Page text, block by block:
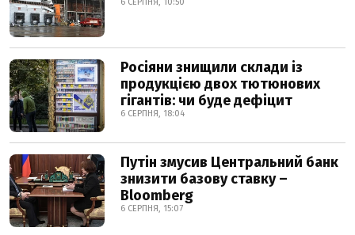
Росіяни знищили склади із
продукцією двох тютюнових
гігантів: чи буде дефіцит
6 СЕРПНЯ, 18:04
Путін змусив Центральний банк
знизити базову ставку –
Bloomberg
6 СЕРПНЯ, 15:07